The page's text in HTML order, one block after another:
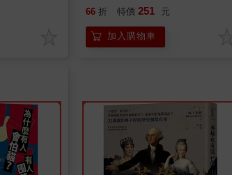
66 折 特價 251 元
加入購物車